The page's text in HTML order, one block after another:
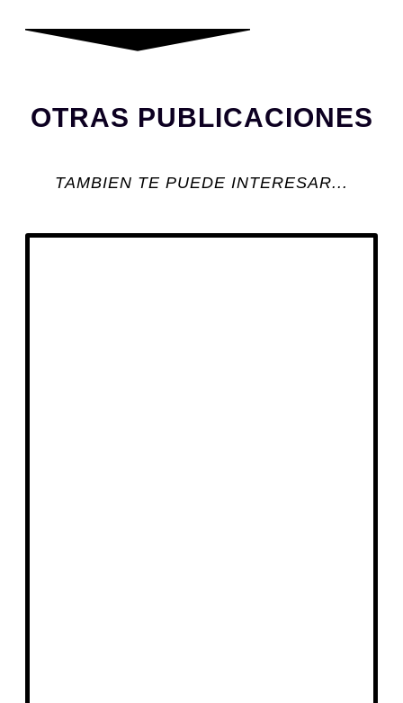
OTRAS PUBLICACIONES
TAMBIEN TE PUEDE INTERESAR...